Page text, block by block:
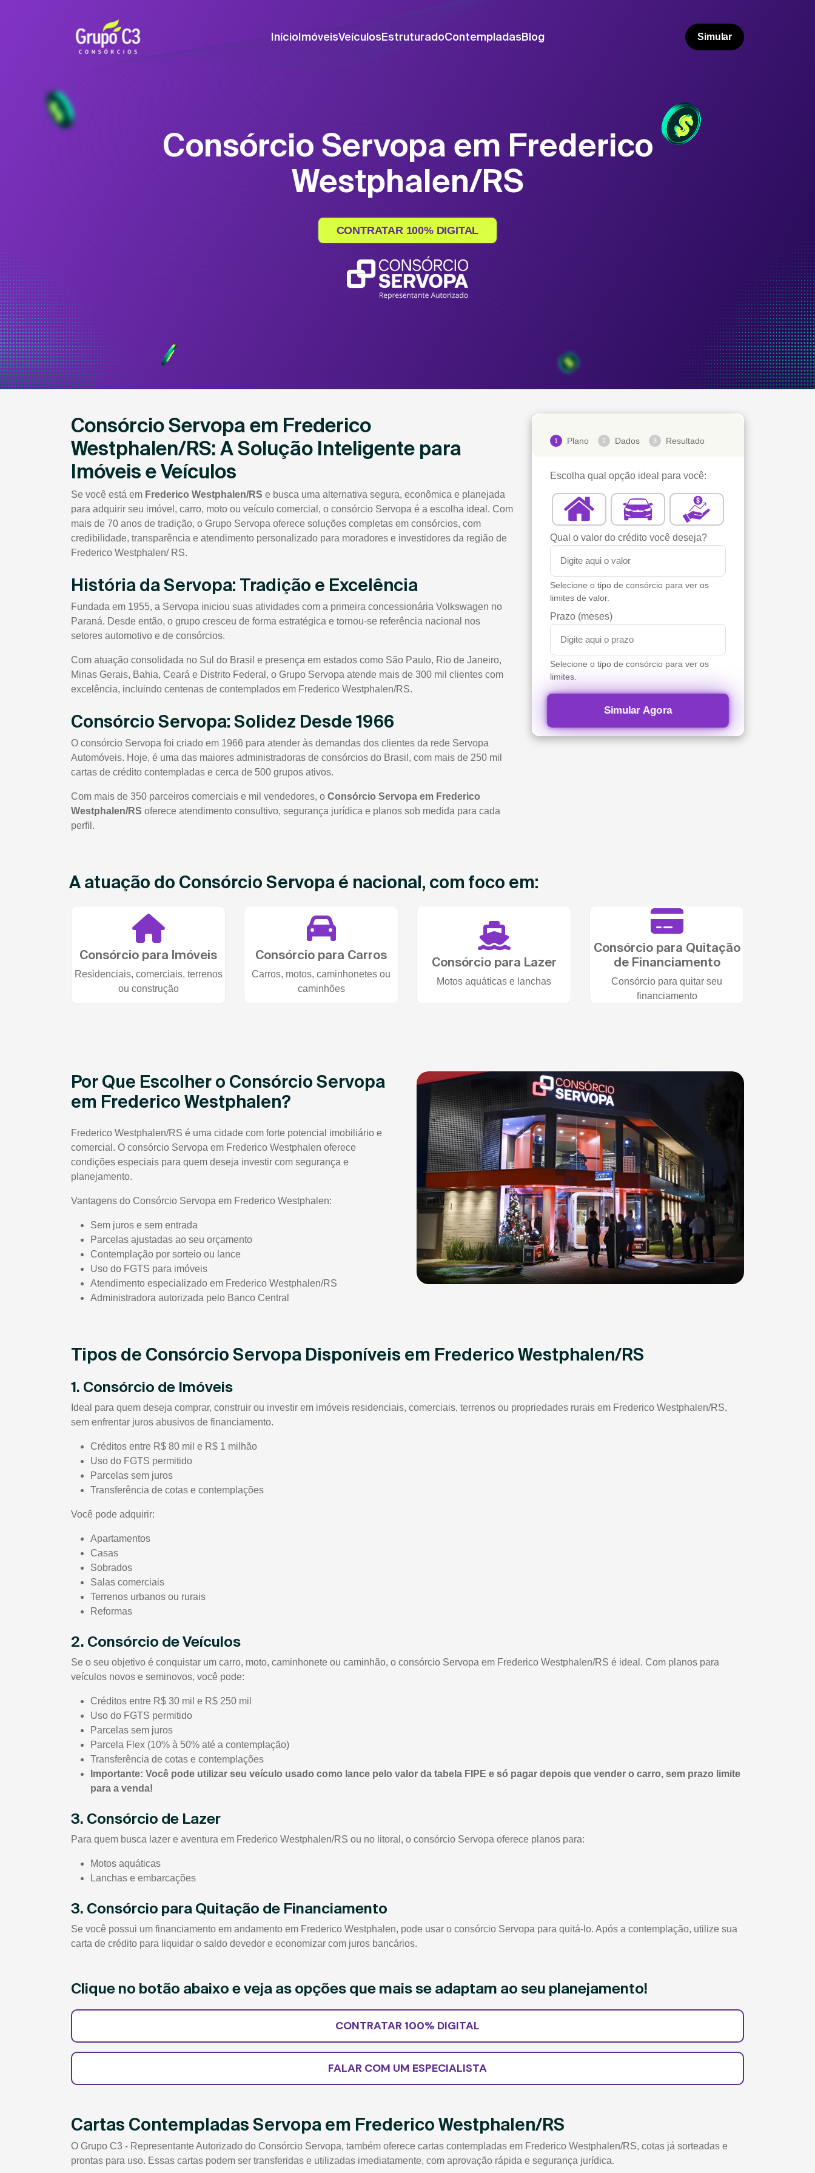
InícioImóveisVeículosEstruturadoContempladasBlog Simular
Consórcio Servopa em Frederico
Westphalen/RS
CONTRATAR 100% DIGITAL
Consórcio Servopa em Frederico
Westphalen/RS: A Solução Inteligente para
Imóveis e Veículos
Se você está em Frederico Westphalen/RS e busca uma alternativa segura, econômica e planejada
para adquirir seu imóvel, carro, moto ou veículo comercial, o consórcio Servopa é a escolha ideal. Com
mais de 70 anos de tradição, o Grupo Servopa oferece soluções completas em consórcios, com
credibilidade, transparência e atendimento personalizado para moradores e investidores da região de
Frederico Westphalen/ RS.
História da Servopa: Tradição e Excelência
Fundada em 1955, a Servopa iniciou suas atividades com a primeira concessionária Volkswagen no
Paraná. Desde então, o grupo cresceu de forma estratégica e tornou-se referência nacional nos
setores automotivo e de consórcios.
Com atuação consolidada no Sul do Brasil e presença em estados como São Paulo, Rio de Janeiro,
Minas Gerais, Bahia, Ceará e Distrito Federal, o Grupo Servopa atende mais de 300 mil clientes com
excelência, incluindo centenas de contemplados em Frederico Westphalen/RS.
Consórcio Servopa: Solidez Desde 1966
O consórcio Servopa foi criado em 1966 para atender às demandas dos clientes da rede Servopa
Automóveis. Hoje, é uma das maiores administradoras de consórcios do Brasil, com mais de 250 mil
cartas de crédito contempladas e cerca de 500 grupos ativos.
Com mais de 350 parceiros comerciais e mil vendedores, o Consórcio Servopa em Frederico
Westphalen/RS oferece atendimento consultivo, segurança jurídica e planos sob medida para cada
perfil.
1 Plano 2 Dados 3 Resultado
Escolha qual opção ideal para você:
Qual o valor do crédito você deseja?
Selecione o tipo de consórcio para ver os
limites de valor.
Prazo (meses)
Selecione o tipo de consórcio para ver os
limites.
Simular Agora
A atuação do Consórcio Servopa é nacional, com foco em:
Consórcio para Imóveis
Residenciais, comerciais, terrenos
ou construção
Consórcio para Carros
Carros, motos, caminhonetes ou
caminhões
Consórcio para Lazer
Motos aquáticas e lanchas
Consórcio para Quitação
de Financiamento
Consórcio para quitar seu
financiamento
Por Que Escolher o Consórcio Servopa
em Frederico Westphalen?
Frederico Westphalen/RS é uma cidade com forte potencial imobiliário e
comercial. O consórcio Servopa em Frederico Westphalen oferece
condições especiais para quem deseja investir com segurança e
planejamento.
Vantagens do Consórcio Servopa em Frederico Westphalen:
Sem juros e sem entrada
Parcelas ajustadas ao seu orçamento
Contemplação por sorteio ou lance
Uso do FGTS para imóveis
Atendimento especializado em Frederico Westphalen/RS
Administradora autorizada pelo Banco Central
Tipos de Consórcio Servopa Disponíveis em Frederico Westphalen/RS
1. Consórcio de Imóveis
Ideal para quem deseja comprar, construir ou investir em imóveis residenciais, comerciais, terrenos ou propriedades rurais em Frederico Westphalen/RS,
sem enfrentar juros abusivos de financiamento.
Créditos entre R$ 80 mil e R$ 1 milhão
Uso do FGTS permitido
Parcelas sem juros
Transferência de cotas e contemplações
Você pode adquirir:
Apartamentos
Casas
Sobrados
Salas comerciais
Terrenos urbanos ou rurais
Reformas
2. Consórcio de Veículos
Se o seu objetivo é conquistar um carro, moto, caminhonete ou caminhão, o consórcio Servopa em Frederico Westphalen/RS é ideal. Com planos para
veículos novos e seminovos, você pode:
Créditos entre R$ 30 mil e R$ 250 mil
Uso do FGTS permitido
Parcelas sem juros
Parcela Flex (10% à 50% até a contemplação)
Transferência de cotas e contemplações
Importante: Você pode utilizar seu veículo usado como lance pelo valor da tabela FIPE e só pagar depois que vender o carro, sem prazo limite
para a venda!
3. Consórcio de Lazer
Para quem busca lazer e aventura em Frederico Westphalen/RS ou no litoral, o consórcio Servopa oferece planos para:
Motos aquáticas
Lanchas e embarcações
3. Consórcio para Quitação de Financiamento
Se você possui um financiamento em andamento em Frederico Westphalen, pode usar o consórcio Servopa para quitá-lo. Após a contemplação, utilize sua
carta de crédito para liquidar o saldo devedor e economizar com juros bancários.
Clique no botão abaixo e veja as opções que mais se adaptam ao seu planejamento!
CONTRATAR 100% DIGITAL
FALAR COM UM ESPECIALISTA
Cartas Contempladas Servopa em Frederico Westphalen/RS
O Grupo C3 - Representante Autorizado do Consórcio Servopa, também oferece cartas contempladas em Frederico Westphalen/RS, cotas já sorteadas e
prontas para uso. Essas cartas podem ser transferidas e utilizadas imediatamente, com aprovação rápida e segurança jurídica.